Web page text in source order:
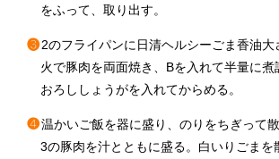
をふって、取り出す。
❸ 2のフライパンに日清ヘルシーごま香油大
火で豚肉を両面焼き、Bを入れて半量に煮
おろししょうがを入れてからめる。
❹温かいご飯を器に盛り、のりをちぎって
3の豚肉を汁とともに盛る。白いりごまを